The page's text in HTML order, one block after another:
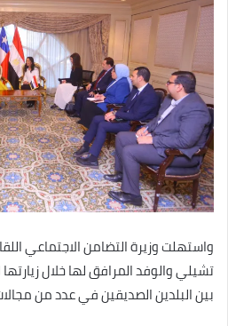
واستهلت وزيرة التضامن الاجتماعي
تشيلي والوفد المرافق لها خلال
بين البلدين الصديقين في عدد من